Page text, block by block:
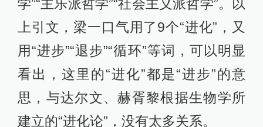
以向后之希望，现在之义务。夫三世
之义，自何邵公以来，久暗曶焉，南
海之倡此，在达尔文主义未输入中国
以前，不可谓非一大发明也。”一方面
说进化派，一方面说达尔文主义。进